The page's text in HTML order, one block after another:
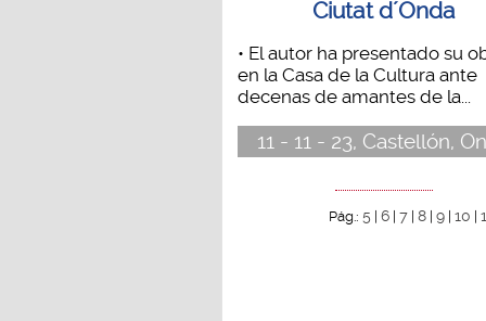
Ciutat d´Onda
• El autor ha presentado su
en la Casa de la Cultura ante
decenas de amantes de la...
11 - 11 - 23, Castellón,
Pág.:5 |6 |7 |8 |9 |10 |